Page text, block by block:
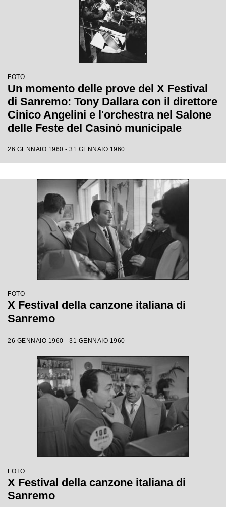
FOTO
Un momento delle prove del X Festival
di Sanremo: Tony Dallara con il direttore
Cinico Angelini e l'orchestra nel Salone
delle Feste del Casinò municipale
26 GENNAIO 1960 - 31 GENNAIO 1960
FOTO
X Festival della canzone italiana di
Sanremo
26 GENNAIO 1960 - 31 GENNAIO 1960
FOTO
X Festival della canzone italiana di
Sanremo